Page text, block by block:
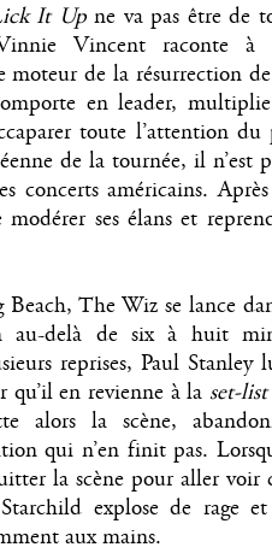
It Upne va pas être de
Vincent raconte
moteur de la résurrection
en leader,
toute l’attention
de la tournée, il n’est
concerts américains.
ses élans et
The Wiz se lance
au-delà de six à huit
reprises, Paul Stanley
qu’il en revienne à laset-list
alors la scène,
qui n’en finit pas.
la scène pour aller voir
explose de rage
aux mains.